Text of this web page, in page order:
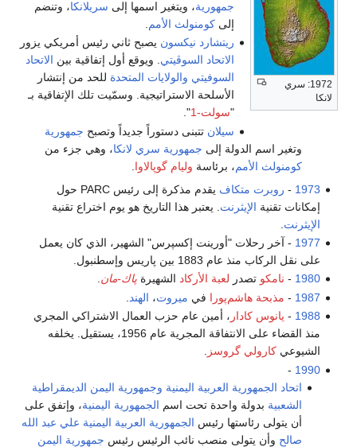
جمهورية، ويتغير اسمها إلىسريلانكا، وتنضم
كومنولث الأمم.
ريتشارد نيكسونيصبح ثاني رئيس أمريكي يزور
الاتحاد السوڤيتي. ويوقع أول إتفاقية بينالاتحاد
السوفيتي والولايات المتحدةللحد من إنتشار
الأسلحة الاستراتيجية. وسمّيت تلك الإتفاقية بـ
سولت-1 ".
تتبنى دستوراً جديداً وتصبح جمهورية
جمهورية سري لانكا، وهي جزء من
وليام گوپالاوا .
يقدم مذكرة إلى رئيس PARC حول
. يعتبر هذا التاريخ هو يوم اختراع تقنية
إكسپرس" الشهير، الذي كان يعمل
لعبة الأركادالشهيرة پاك-مان.
فيميروت،الهند.
، أمين عام حزب العمال الاشتراكي المجري
منذ القضاء على الانتفاقة المجرية عام 1956، يستقيل. يخلفه
اليمنية وجمهورية اليمن الديمقراطية
تحت اسمالجمهورية اليمنية، وإتفق على
الجمهورية العربية اليمنية علي عبد الله
منصب نائب الرئيس رئيس جمهورية اليمن